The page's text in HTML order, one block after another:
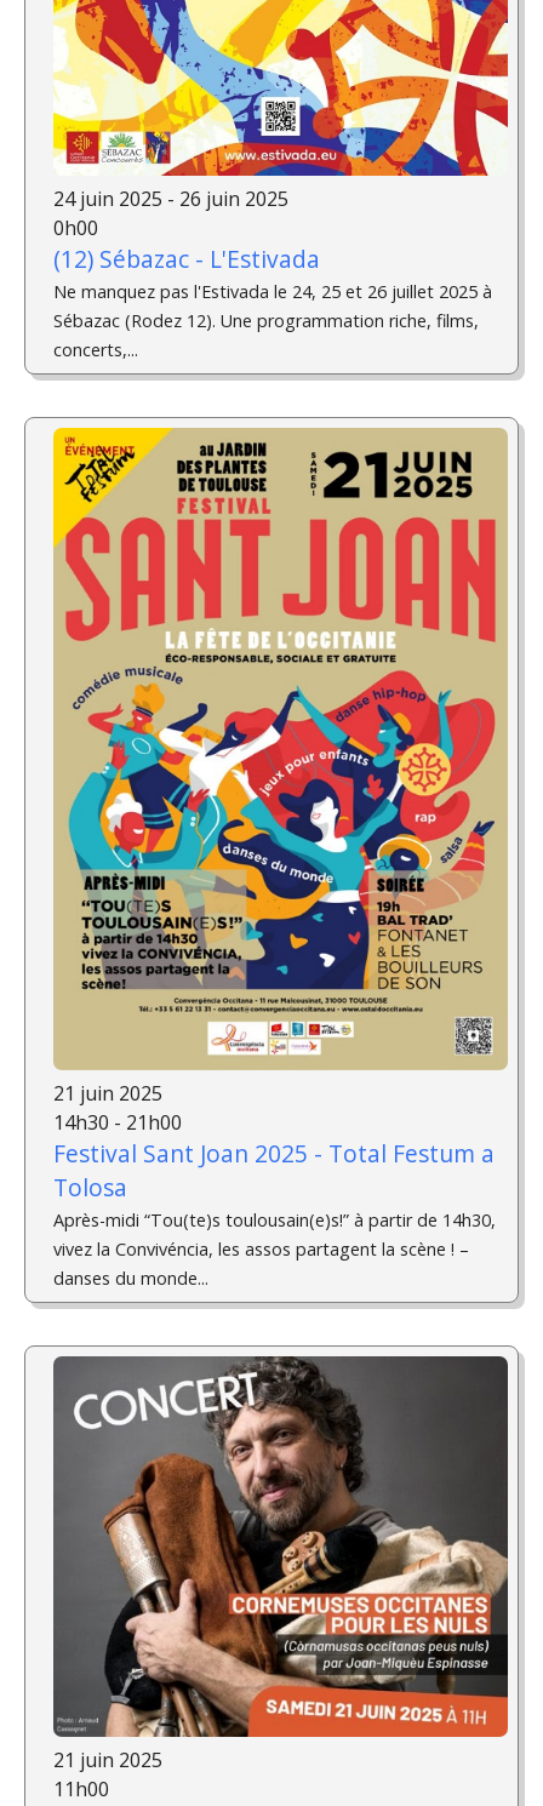
24 juin 2025 - 26 juin 2025
0h00
(12) Sébazac - L'Estivada
Ne manquez pas l'Estivada le 24, 25 et 26 juillet 2025 à
Sébazac (Rodez 12). Une programmation riche, films,
concerts,...
21 juin 2025
14h30 - 21h00
Festival Sant Joan 2025 - Total Festum a
Tolosa
Après-midi “Tou(te)s toulousain(e)s!” à partir de 14h30,
vivez la Convivéncia, les assos partagent la scène ! –
danses du monde...
21 juin 2025
11h00